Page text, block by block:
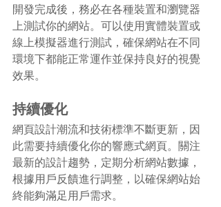
開發完成後，務必在各種裝置和瀏覽器
上測試你的網站。可以使用實體裝置或
線上模擬器進行測試，確保網站在不同
環境下都能正常運作並保持良好的視覺
效果。
持續優化
網頁設計潮流和技術標準不斷更新，因
此需要持續優化你的響應式網頁。關注
最新的設計趨勢，定期分析網站數據，
根據用戶反饋進行調整，以確保網站始
終能夠滿足用戶需求。